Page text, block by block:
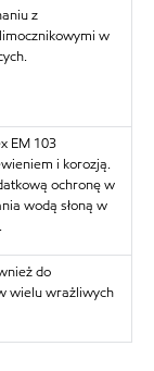
z
w
EM 103
i korozją.
ochronę w
wodą słoną w
do
wielu wrażliwych